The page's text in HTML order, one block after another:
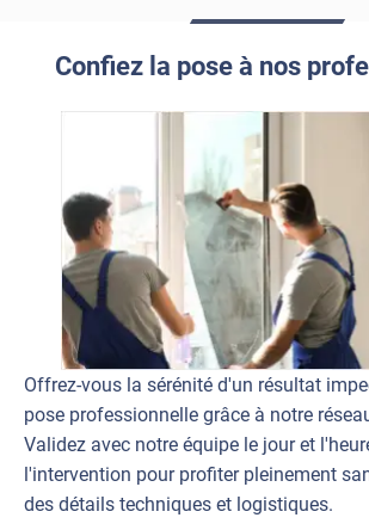
Confiez la pose à nos
Offrez-vous la sérénité d'un résultat
pose professionnelle grâce à notre
Validez avec notre équipe le jour et
l'intervention pour profiter pleinement
des détails techniques et logistiques.